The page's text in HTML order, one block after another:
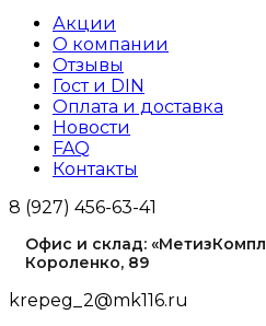
Акции
О компании
Отзывы
Гост и DIN
Оплата и доставка
Новости
FAQ
Контакты
8 (927) 456-63-41
Офис и склад:
Короленко, 89
krepeg_2@mk116.ru